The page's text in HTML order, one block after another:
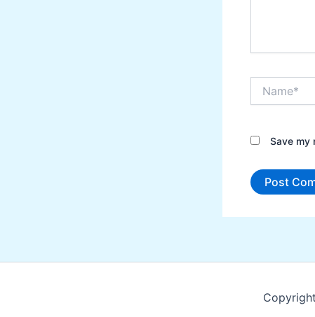
Save my